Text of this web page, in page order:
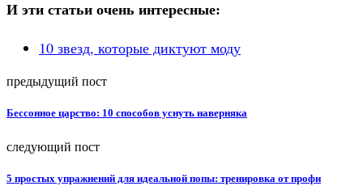
И эти статьи очень интересные:
10 звезд, которые диктуют моду
предыдущий пост
Бессонное царство: 10 способов уснуть наверняка
следующий пост
5 простых упражнений для идеальной попы: тренировка от профи